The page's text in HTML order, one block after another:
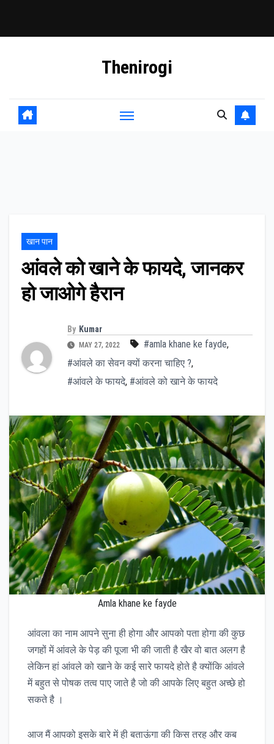
Thenirogi
खान पान
आंवले को खाने के फायदे, जानकर
हो जाओगे हैरान
By Kumar
MAY 27, 2022 #amla khane ke fayde,
#आंवले का सेवन क्यों करना चाहिए ?,
#आंवले के फायदे, #आंवले को खाने के फायदे
Amla khane ke fayde
आंवला का नाम आपने सुना ही होगा और आपको पता होगा की कुछ
जगहों में आंवले के पेड़ की पूजा भी की जाती है खैर वो बात अलग है
लेकिन हां आंवले को खाने के कई सारे फायदे होते है क्योंकि आंवले
में बहुत से पोषक तत्व पाए जाते है जो की आपके लिए बहुत अच्छे हो
सकते है ।
आज मैं आपको इसके बारे में ही बताऊंगा की किस तरह और कब